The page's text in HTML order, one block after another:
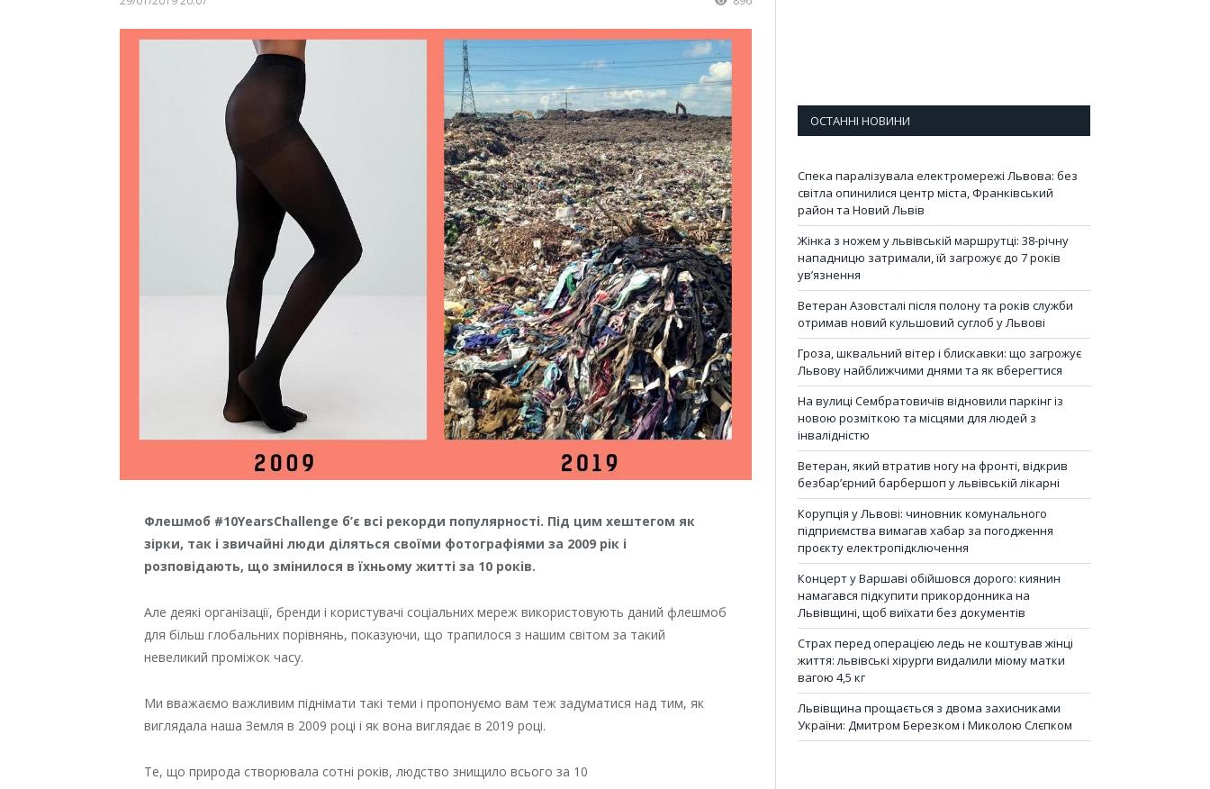
Флешмоб #10YearsChallenge б’є всі рекорди популярності. Під цим хештегом як
зірки, так і звичайні люди діляться своїми фотографіями за 2009 рік і
розповідають, що змінилося в їхньому житті за 10 років.
Але деякі організації, бренди і користувачі соціальних мереж використовують даний флешмоб
для більш глобальних порівнянь, показуючи, що трапилося з нашим світом за такий
невеликий проміжок часу.
Ми вважаємо важливим піднімати такі теми і пропонуємо вам теж задуматися над тим, як
виглядала наша Земля в 2009 році і як вона виглядає в 2019 році.
Те, що природа створювала сотні років, людство знищило всього за 10
ОСТАННІ НОВИНИ
Спека паралізувала електромережі Львова: без
світла опинилися центр міста, Франківський
район та Новий Львів
Жінка з ножем у львівській маршрутці: 38-річну
нападницю затримали, їй загрожує до 7 років
ув’язнення
Ветеран Азовсталі після полону та років служби
отримав новий кульшовий суглоб у Львові
Гроза, шквальний вітер і блискавки: що загрожує
Львову найближчими днями та як вберегтися
На вулиці Сембратовичів відновили паркінг із
новою розміткою та місцями для людей з
інвалідністю
Ветеран, який втратив ногу на фронті, відкрив
безбар’єрний барбершоп у львівській лікарні
Корупція у Львові: чиновник комунального
підприємства вимагав хабар за погодження
проєкту електропідключення
Концерт у Варшаві обійшовся дорого: киянин
намагався підкупити прикордонника на
Львівщині, щоб виїхати без документів
Страх перед операцією ледь не коштував жінці
життя: львівські хірурги видалили міому матки
вагою 4,5 кг
Львівщина прощається з двома захисниками
України: Дмитром Березком і Миколою Слєпком